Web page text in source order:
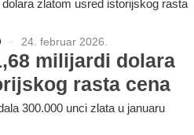
24. februar 2026.
milijardi dolara
rasta cena
300.000 unci zlata u januaru